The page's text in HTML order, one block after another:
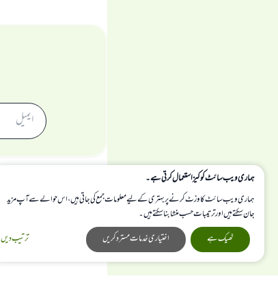
ہماری ویب سائٹ کوکیز استعمال کرتی ہے۔
ہماری ویب سائٹ کا وزٹ کرنے پر بہتری کے لیے معلومات جمع کی جاتی ہیں، اس حوالے سے آپ مزید
جان سکتے ہیں اور ترتیبات حسب منشا بنا سکتے ہیں۔
ترتیب دیں
اختیاری خدمات مسترد کریں ٹھیک ہے